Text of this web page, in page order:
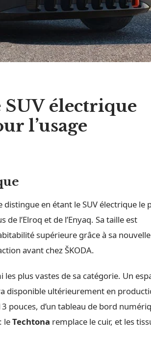
SUV électrique
l’usage
distingue en étant le SUV électrique le
l’Elroq et de l’Enyaq. Sa taille est
supérieure grâce à sa nouvelle
avant chez ŠKODA.
les plus vastes de sa catégorie. Un
disponible ultérieurement en
pouces, d’un tableau de bord
leTechtona remplace le cuir, et les